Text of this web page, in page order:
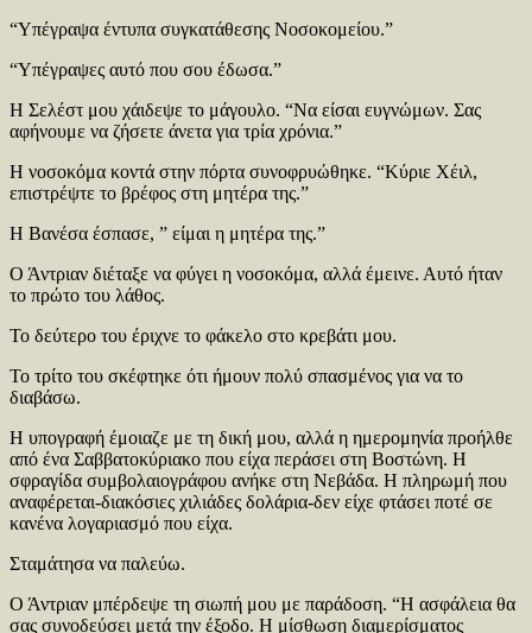
“Υπέγραψα έντυπα συγκατάθεσης Νοσοκομείου.”
“Υπέγραψες αυτό που σου έδωσα.”
Η Σελέστ μου χάιδεψε το μάγουλο. “Να είσαι ευγνώμων. Σας
αφήνουμε να ζήσετε άνετα για τρία χρόνια.”
Η νοσοκόμα κοντά στην πόρτα συνοφρυώθηκε. “Κύριε Χέιλ,
επιστρέψτε το βρέφος στη μητέρα της.”
Η Βανέσα έσπασε, ” είμαι η μητέρα της.”
Ο Άντριαν διέταξε να φύγει η νοσοκόμα, αλλά έμεινε. Αυτό ήταν
το πρώτο του λάθος.
Το δεύτερο του έριχνε το φάκελο στο κρεβάτι μου.
Το τρίτο του σκέφτηκε ότι ήμουν πολύ σπασμένος για να το
διαβάσω.
Η υπογραφή έμοιαζε με τη δική μου, αλλά η ημερομηνία προήλθε
από ένα Σαββατοκύριακο που είχα περάσει στη Βοστώνη. Η
σφραγίδα συμβολαιογράφου ανήκε στη Νεβάδα. Η πληρωμή που
αναφέρεται-διακόσιες χιλιάδες δολάρια-δεν είχε φτάσει ποτέ σε
κανένα λογαριασμό που είχα.
Σταμάτησα να παλεύω.
Ο Άντριαν μπέρδεψε τη σιωπή μου με παράδοση. “Η ασφάλεια θα
σας συνοδεύσει μετά την έξοδο. Η μίσθωση διαμερίσματος